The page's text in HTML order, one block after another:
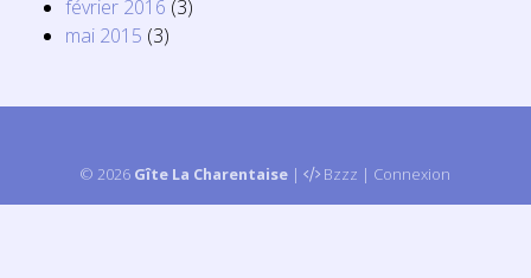
février 2016 (3)
mai 2015 (3)
© 2026 Gîte La Charentaise | Bzzz | Connexion